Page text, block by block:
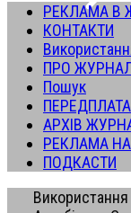
РЕКЛАМА В
КОНТАКТИ
ПРО
Пошук
ПЕРЕДПЛАТА
АРХІВ
РЕКЛАМА НА
ПОДКАСТИ
Використання